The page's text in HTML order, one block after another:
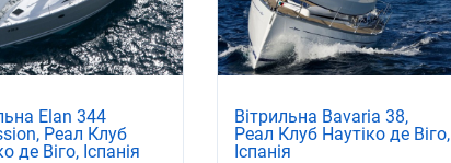
Elan 344
Реал Клуб
де Віго, Іспанія
Вітрильна Bavaria 38,
Реал Клуб Наутіко де Віго,
Іспанія